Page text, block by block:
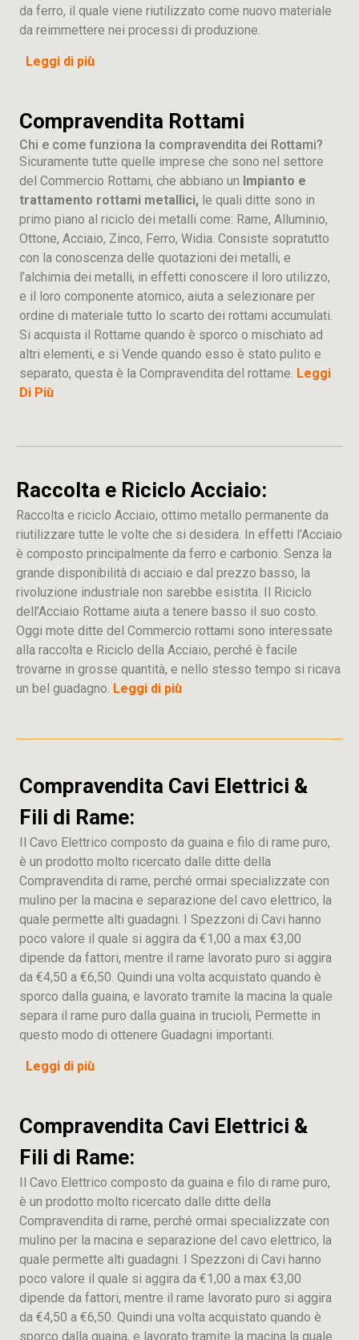
da ferro, il quale viene riutilizzato come nuovo materiale
da reimmettere nei processi di produzione.
Leggi di più
Compravendita Rottami
Chi e come funziona la compravendita dei Rottami?
Sicuramente tutte quelle imprese che sono nel settore
del Commercio Rottami, che abbiano un Impianto e
trattamento rottami metallici, le quali ditte sono in
primo piano al riciclo dei metalli come: Rame, Alluminio,
Ottone, Acciaio, Zinco, Ferro, Widia. Consiste sopratutto
con la conoscenza delle quotazioni dei metalli, e
l’alchimia dei metalli, in effetti conoscere il loro utilizzo,
e il loro componente atomico, aiuta a selezionare per
ordine di materiale tutto lo scarto dei rottami accumulati.
Si acquista il Rottame quando è sporco o mischiato ad
altri elementi, e si Vende quando esso è stato pulito e
separato, questa è la Compravendita del rottame. Leggi
Di Più
Raccolta e Riciclo Acciaio:
Raccolta e riciclo Acciaio, ottimo metallo permanente da
riutilizzare tutte le volte che si desidera. In effetti l’Acciaio
è composto principalmente da ferro e carbonio. Senza la
grande disponibilità di acciaio e dal prezzo basso, la
rivoluzione industriale non sarebbe esistita. Il Riciclo
dell’Acciaio Rottame aiuta a tenere basso il suo costo.
Oggi mote ditte del Commercio rottami sono interessate
alla raccolta e Riciclo della Acciaio, perché è facile
trovarne in grosse quantità, e nello stesso tempo si ricava
un bel guadagno. Leggi di più
Compravendita Cavi Elettrici &
Fili di Rame:
Il Cavo Elettrico composto da guaina e filo di rame puro,
è un prodotto molto ricercato dalle ditte della
Compravendita di rame, perché ormai specializzate con
mulino per la macina e separazione del cavo elettrico, la
quale permette alti guadagni. I Spezzoni di Cavi hanno
poco valore il quale si aggira da €1,00 a max €3,00
dipende da fattori, mentre il rame lavorato puro si aggira
da €4,50 a €6,50. Quindi una volta acquistato quando è
sporco dalla guaina, e lavorato tramite la macina la quale
separa il rame puro dalla guaina in trucioli, Permette in
questo modo di ottenere Guadagni importanti.
Leggi di più
Compravendita Cavi Elettrici &
Fili di Rame:
Il Cavo Elettrico composto da guaina e filo di rame puro,
è un prodotto molto ricercato dalle ditte della
Compravendita di rame, perché ormai specializzate con
mulino per la macina e separazione del cavo elettrico, la
quale permette alti guadagni. I Spezzoni di Cavi hanno
poco valore il quale si aggira da €1,00 a max €3,00
dipende da fattori, mentre il rame lavorato puro si aggira
da €4,50 a €6,50. Quindi una volta acquistato quando è
sporco dalla guaina, e lavorato tramite la macina la quale